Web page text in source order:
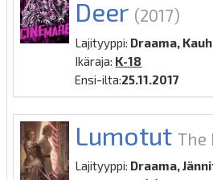
Deer (2017)
Lajityyppi: Draama,
Ikäraja: K-18
Ensi-ilta:25.11.2017
Lumotut The
Lajityyppi: Draama,